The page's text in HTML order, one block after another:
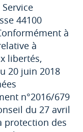
Service
44100
à
à
libertés,
20 juin 2018
n°2016/679
du 27 avril
protection des